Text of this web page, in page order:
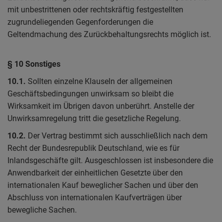
mit unbestrittenen oder rechtskräftig festgestellten
zugrundeliegenden Gegenforderungen die
Geltendmachung des Zurückbehaltungsrechts möglich ist.
§ 10 Sonstiges
10.1. Sollten einzelne Klauseln der allgemeinen
Geschäftsbedingungen unwirksam so bleibt die
Wirksamkeit im Übrigen davon unberührt. Anstelle der
Unwirksamregelung tritt die gesetzliche Regelung.
10.2. Der Vertrag bestimmt sich ausschließlich nach dem
Recht der Bundesrepublik Deutschland, wie es für
Inlandsgeschäfte gilt. Ausgeschlossen ist insbesondere die
Anwendbarkeit der einheitlichen Gesetzte über den
internationalen Kauf beweglicher Sachen und über den
Abschluss von internationalen Kaufverträgen über
bewegliche Sachen.